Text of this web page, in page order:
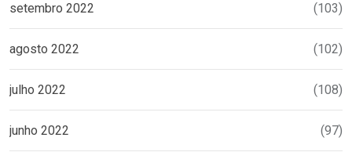
setembro 2022 (103)
agosto 2022 (102)
julho 2022 (108)
junho 2022 (97)